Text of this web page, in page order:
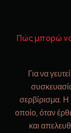
Πώς μπορώ
Για να
σερβίρισμα. Η
οποίο, όταν
και